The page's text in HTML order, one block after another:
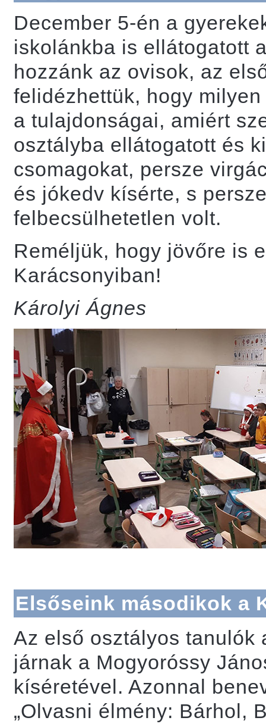
December 5-én a
iskolánkba is ellátogatott
hozzánk az ovisok, az
felidézhettük, hogy
a tulajdonságai, amiért
osztályba ellátogatott és
csomagokat, persze
és jókedv kísérte, s
felbecsülhetetlen volt.
Reméljük, hogy jövőre is
Karácsonyiban!
Károlyi Ágnes
Elsőseink másodikok a
Az első osztályos tanulók
járnak a Mogyoróssy
kíséretével. Azonnal
„Olvasni élmény: Bárhol,